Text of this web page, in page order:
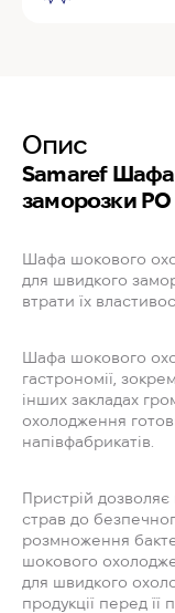
Опис
Samaref
заморозки PO
Шафа шокового
для швидкого
втрати їх
Шафа шокового
гастрономії,
інших закладах
охолодження
напівфабрикатів.
Пристрій
страв до
розмноження
шокового
для швидкого
продукції перед її